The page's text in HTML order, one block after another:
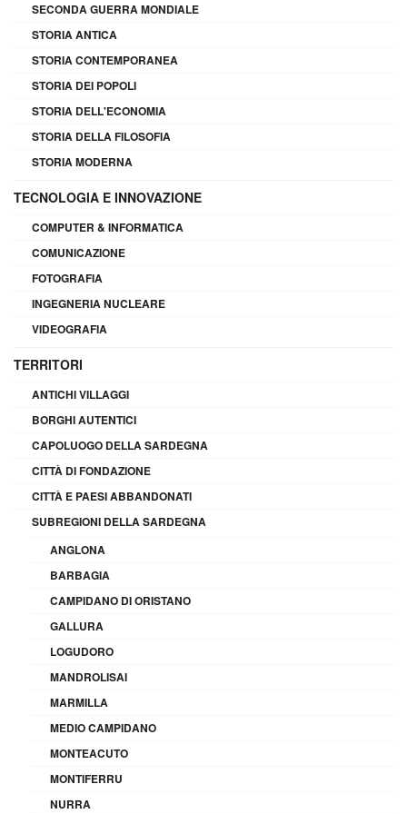
SECONDA GUERRA MONDIALE
STORIA ANTICA
STORIA CONTEMPORANEA
STORIA DEI POPOLI
STORIA DELL'ECONOMIA
STORIA DELLA FILOSOFIA
STORIA MODERNA
TECNOLOGIA E INNOVAZIONE
COMPUTER & INFORMATICA
COMUNICAZIONE
FOTOGRAFIA
INGEGNERIA NUCLEARE
VIDEOGRAFIA
TERRITORI
ANTICHI VILLAGGI
BORGHI AUTENTICI
CAPOLUOGO DELLA SARDEGNA
CITTÀ DI FONDAZIONE
CITTÀ E PAESI ABBANDONATI
SUBREGIONI DELLA SARDEGNA
ANGLONA
BARBAGIA
CAMPIDANO DI ORISTANO
GALLURA
LOGUDORO
MANDROLISAI
MARMILLA
MEDIO CAMPIDANO
MONTEACUTO
MONTIFERRU
NURRA